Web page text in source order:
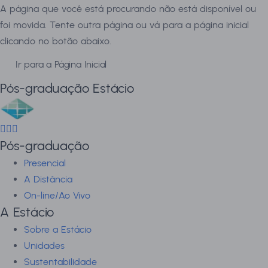
A página que você está procurando não está disponível ou
foi movida. Tente outra página ou vá para a página inicial
clicando no botão abaixo.
Ir para a Página Inicial
Pós-graduação Estácio
Pós-graduação
Presencial
A Distância
On-line/Ao Vivo
A Estácio
Sobre a Estácio
Unidades
Sustentabilidade